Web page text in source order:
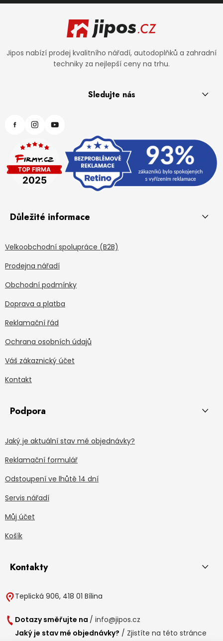
Zápatí
Jipos nabízí prodej kvalitního nářadí, autodoplňků a zahradní
techniky za nejlepší ceny na trhu.
Sledujte nás
Důležité informace
Velkoobchodní spolupráce (B2B)
Prodejna nářadí
Obchodní podmínky
Doprava a platba
Reklamační řád
Ochrana osobních údajů
Váš zákaznický účet
Kontakt
Podpora
Jaký je aktuální stav mé objednávky?
Reklamační formulář
Odstoupení ve lhůtě 14 dní
Servis nářadí
Můj účet
Košík
Kontakty
Teplická 906, 418 01 Bílina
Dotazy směřujte na / info@jipos.cz
Jaký je stav mé objednávky? / Zjistíte na této stránce